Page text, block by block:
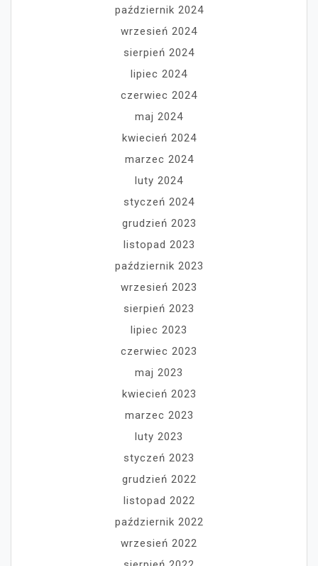
październik 2024
wrzesień 2024
sierpień 2024
lipiec 2024
czerwiec 2024
maj 2024
kwiecień 2024
marzec 2024
luty 2024
styczeń 2024
grudzień 2023
listopad 2023
październik 2023
wrzesień 2023
sierpień 2023
lipiec 2023
czerwiec 2023
maj 2023
kwiecień 2023
marzec 2023
luty 2023
styczeń 2023
grudzień 2022
listopad 2022
październik 2022
wrzesień 2022